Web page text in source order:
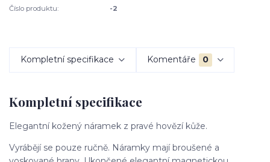
Číslo produktu: -2
Kompletní specifikace Komentáře 0
Kompletní specifikace
Elegantní kožený náramek z pravé hovězí kůže.
Vyrábějí se pouze ručně. Náramky mají broušené a